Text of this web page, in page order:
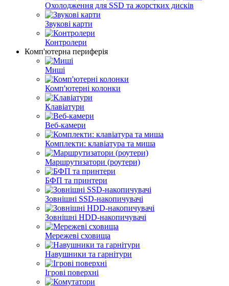
Охолодження для SSD та жорстких дисків
Звукові карти
Контролери
Комп'ютерна периферія
Миші
Комп'ютерні колонки
Клавіатури
Веб-камери
Комплекти: клавіатура та миша
Маршрутизатори (роутери)
БФП та принтери
Зовнішні SSD-накопичувачі
Зовнішні HDD-накопичувачі
Мережеві сховища
Навушники та гарнітури
Ігрові поверхні